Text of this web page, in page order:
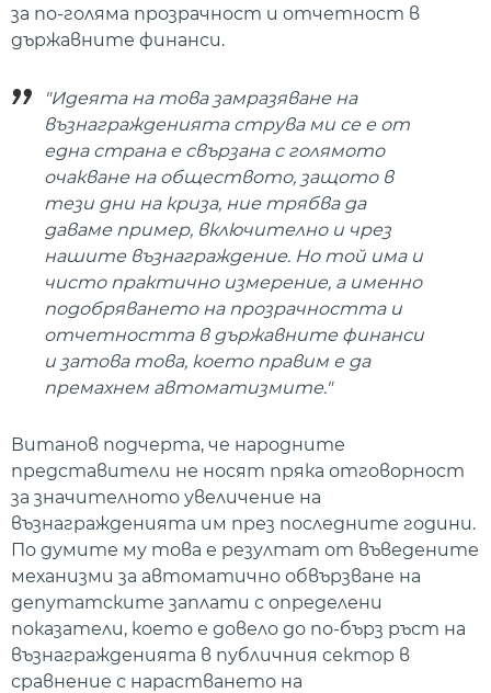
за по-голяма прозрачност и отчетност в
държавните финанси.
"Идеята на това замразяване на
възнагражденията струва ми се е от
една страна е свързана с голямото
очакване на обществото, защото в
тези дни на криза, ние трябва да
даваме пример, включително и чрез
нашите възнаграждение. Но той има и
чисто практично измерение, а именно
подобряването на прозрачността и
отчетността в държавните финанси
и затова това, което правим е да
премахнем автоматизмите."
Витанов подчерта, че народните
представители не носят пряка отговорност
за значителното увеличение на
възнагражденията им през последните години.
По думите му това е резултат от въведените
механизми за автоматично обвързване на
депутатските заплати с определени
показатели, което е довело до по-бърз ръст на
възнагражденията в публичния сектор в
сравнение с нарастването на